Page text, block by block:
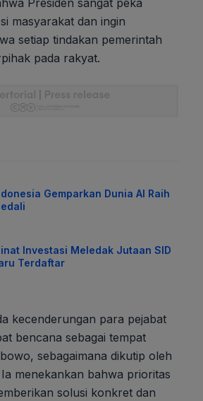
masyarakat dan ingin
setiap tindakan pemerintah
pada rakyat.
Gemparkan Dunia AI Raih
Investasi Meledak Jutaan SID
Terdaftar
kecenderungan para pejabat
bencana sebagai tempat
sebagaimana dikutip oleh
menekankan bahwa prioritas
solusi konkret dan